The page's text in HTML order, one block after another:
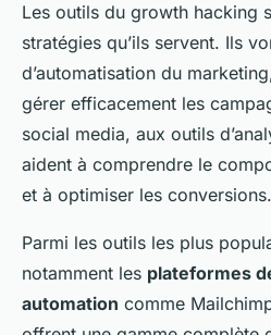
Les outils du growth hacking
stratégies qu’ils servent. Ils
d’automatisation du
gérer efficacement les
social media, aux outils
aident à comprendre le
et à optimiser les conversions.
Parmi les outils les plus
notamment les plateformes
automation comme